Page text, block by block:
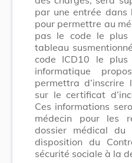
par une entrée dans
pour permettre au
pas le code le plus
tableau
code ICD10 le
informatique
permettra d’inscrire
sur le certificat
Ces informations
médecin pour les
dossier médical
disposition du
sécurité sociale à la